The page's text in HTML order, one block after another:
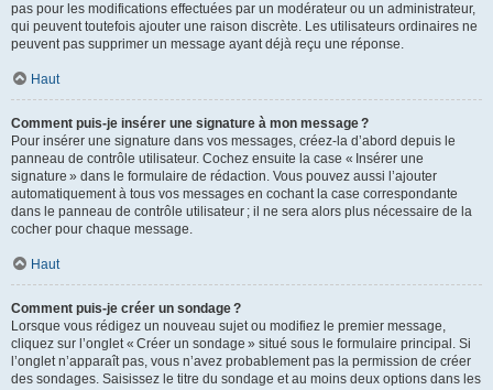
pas pour les modifications effectuées par un modérateur ou un administrateur,
qui peuvent toutefois ajouter une raison discrète. Les utilisateurs ordinaires ne
peuvent pas supprimer un message ayant déjà reçu une réponse.
Haut
Comment puis-je insérer une signature à mon message ?
Pour insérer une signature dans vos messages, créez-la d’abord depuis le
panneau de contrôle utilisateur. Cochez ensuite la case « Insérer une
signature » dans le formulaire de rédaction. Vous pouvez aussi l’ajouter
automatiquement à tous vos messages en cochant la case correspondante
dans le panneau de contrôle utilisateur ; il ne sera alors plus nécessaire de la
cocher pour chaque message.
Haut
Comment puis-je créer un sondage ?
Lorsque vous rédigez un nouveau sujet ou modifiez le premier message,
cliquez sur l’onglet « Créer un sondage » situé sous le formulaire principal. Si
l’onglet n’apparaît pas, vous n’avez probablement pas la permission de créer
des sondages. Saisissez le titre du sondage et au moins deux options dans les